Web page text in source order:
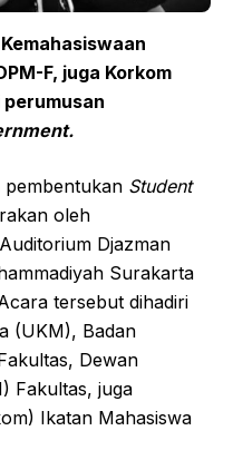
F, juga Korkom
pembentukan Student
oleh
Djazman
Surakarta
tersebut dihadiri
(UKM), Badan
Dewan
Fakultas, juga
Ikatan Mahasiswa